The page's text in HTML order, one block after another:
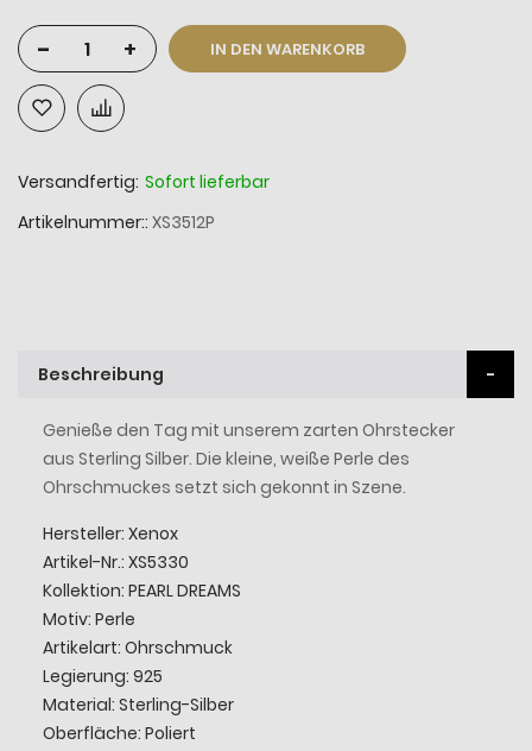
- + IN DEN WARENKORB
Versandfertig: Sofort lieferbar
Artikelnummer: XS3512P
Beschreibung
Genieße den Tag mit unserem zarten Ohrstecker
aus Sterling Silber. Die kleine, weiße Perle des
Ohrschmuckes setzt sich gekonnt in Szene.
Hersteller: Xenox
Artikel-Nr.: XS5330
Kollektion: PEARL DREAMS
Motiv: Perle
Artikelart: Ohrschmuck
Legierung: 925
Material: Sterling-Silber
Oberfläche: Poliert